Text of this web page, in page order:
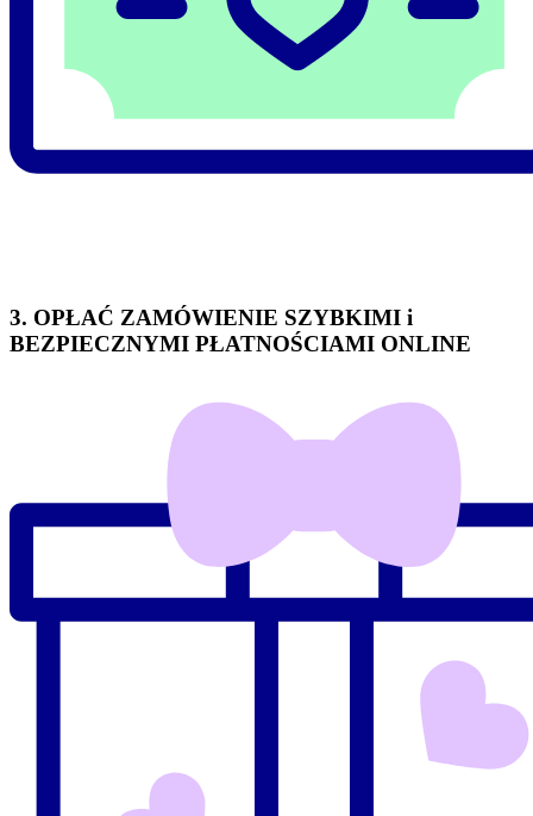
3. OPŁAĆ ZAMÓWIENIE SZYBKIMI i
BEZPIECZNYMI PŁATNOŚCIAMI ONLINE